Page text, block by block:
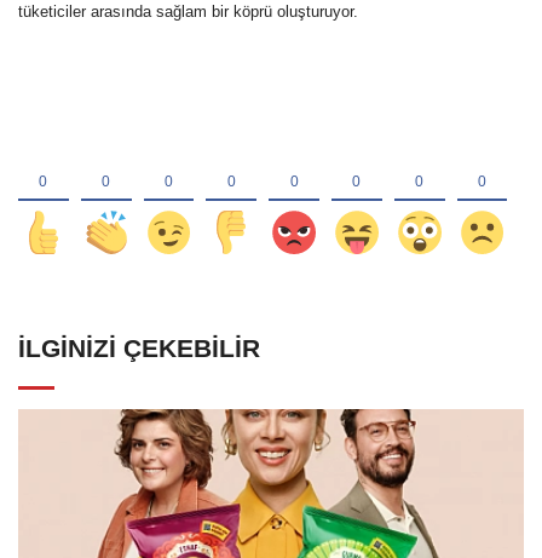
tüketiciler arasında sağlam bir köprü oluşturuyor.
İLGINIZI ÇEKEBILIR